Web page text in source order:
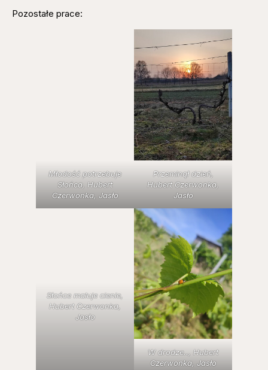
Pozostałe prace:
Młodość potrzebuje
Słońca, Hubert
Czerwonka, Jasło
Przeminął dzień,
Hubert Czerwonka,
Jasło
Słońce maluje cienie,
Hubert Czerwonka,
Jasło
W drodze.., Hubert
Czerwonka, Jasło